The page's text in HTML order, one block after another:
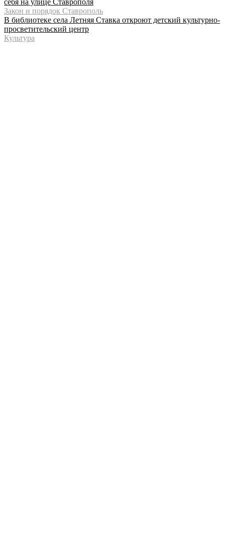
Закон и порядок Ставрополь
В библиотеке села Летняя Ставка откроют детский культурно-
просветительский центр
Культура